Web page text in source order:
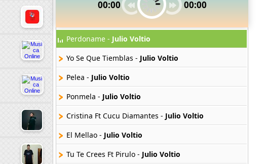
00:00 00:00
Perdoname - Julio Voltio
Yo Se Que Tiemblas - Julio Voltio
Pelea - Julio Voltio
Ponmela - Julio Voltio
Cristina Ft Cucu Diamantes - Julio Voltio
El Mellao - Julio Voltio
Tu Te Crees Ft Pirulo - Julio Voltio